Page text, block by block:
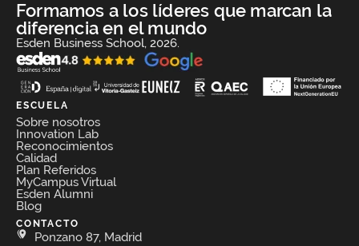
Formamos a los líderes que marcan la
diferencia en el mundo
Esden Business School, 2026.
ESCUELA
Sobre nosotros
Innovation Lab
Reconocimientos
Calidad
Plan Referidos
MyCampus Virtual
Esden Alumni
Blog
CONTACTO
Ponzano 87, Madrid